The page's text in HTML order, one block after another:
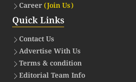
Career(Join Us)
Quick Links
Contact Us
Advertise With Us
Terms & condition
Editorial Team Info